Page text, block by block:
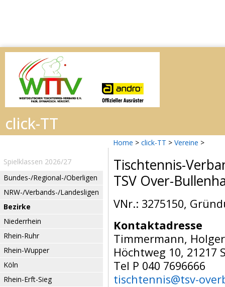
Home > click-TT > Vereine >
Spielklassen 2026/27
Bundes-/Regional-/Oberligen
NRW-/Verbands-/Landesligen
Bezirke
Niederrhein
Rhein-Ruhr
Rhein-Wupper
Köln
Rhein-Erft-Sieg
Tischtennis-
TSV Over-
VNr.: 3275150,
Kontaktadresse
Timmermann, Holger
Höchtweg 10, 21217
Tel P 040 7696666
tischtennis@tsv-